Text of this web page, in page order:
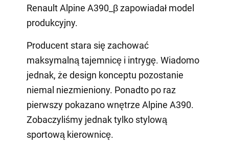
Renault Alpine A390_β zapowiadał model
produkcyjny.
Producent stara się zachować
maksymalną tajemnicę i intrygę. Wiadomo
jednak, że design konceptu pozostanie
niemal niezmieniony. Ponadto po raz
pierwszy pokazano wnętrze Alpine A390.
Zobaczyliśmy jednak tylko stylową
sportową kierownicę.